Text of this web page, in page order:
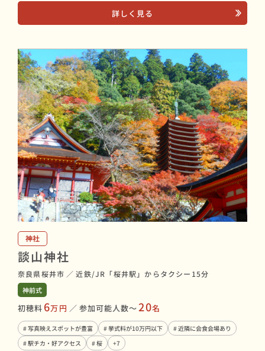
詳しく見る
神社
談山神社
奈良県桜井市 ／ 近鉄/JR「桜井駅」からタクシー15分
神前式
初穂料 6万円 ／ 参加可能人数〜 20名
# 写真映えスポットが豊富 # 挙式料が10万円以下
# 近隣に会食会場あり
# 駅チカ・好アクセス
# 桜 +7